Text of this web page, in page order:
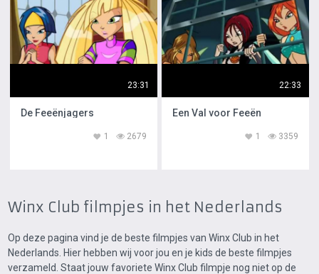
23:31
De Feeënjagers
2679
1
22:33
Een Val voor Feeën
3359
1
Winx Club filmpjes in het Nederlands
Op deze pagina vind je de beste filmpjes van Winx Club in het
Nederlands. Hier hebben wij voor jou en je kids de beste filmpjes
verzameld. Staat jouw favoriete Winx Club filmpje nog niet op de